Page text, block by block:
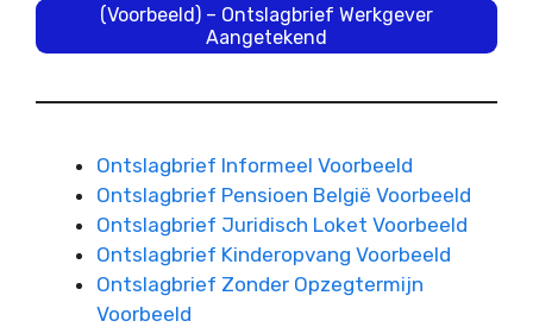
(Voorbeeld) – Ontslagbrief Werkgever
Aangetekend
Ontslagbrief Informeel Voorbeeld
Ontslagbrief Pensioen België Voorbeeld
Ontslagbrief Juridisch Loket Voorbeeld
Ontslagbrief Kinderopvang Voorbeeld
Ontslagbrief Zonder Opzegtermijn
Voorbeeld